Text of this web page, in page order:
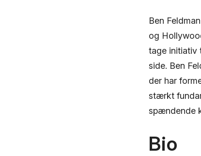
Ben
og
tage initiativ
side. Ben
der har
stærkt
spændende
Bio